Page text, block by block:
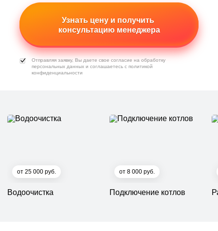
Узнать цену и получить
консультацию менеджера
Отправляя заявку, Вы даете свое согласие на обработку
персональных данных и соглашаетесь с политикой
конфиденциальности
от 25 000 руб.
Водоочистка
от 8 000 руб.
Подключение котлов